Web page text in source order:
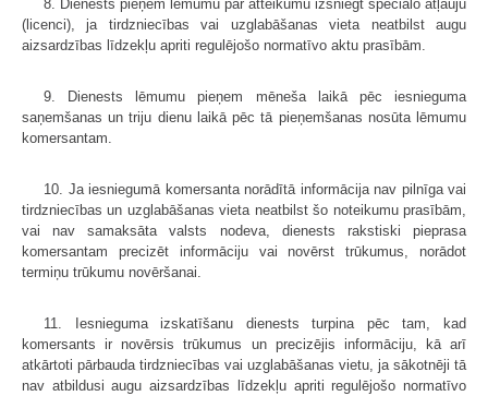
8. Dienests pieņem lēmumu par atteikumu izsniegt speciālo atļauju
(licenci), ja tirdzniecības vai uzglabāšanas vieta neatbilst augu
aizsardzības līdzekļu apriti regulējošo normatīvo aktu prasībām.
9. Dienests lēmumu pieņem mēneša laikā pēc iesnieguma
saņemšanas un triju dienu laikā pēc tā pieņemšanas nosūta lēmumu
komersantam.
10. Ja iesniegumā komersanta norādītā informācija nav pilnīga vai
tirdzniecības un uzglabāšanas vieta neatbilst šo noteikumu prasībām,
vai nav samaksāta valsts nodeva, dienests rakstiski pieprasa
komersantam precizēt informāciju vai novērst trūkumus, norādot
termiņu trūkumu novēršanai.
11. Iesnieguma izskatīšanu dienests turpina pēc tam, kad
komersants ir novērsis trūkumus un precizējis informāciju, kā arī
atkārtoti pārbauda tirdzniecības vai uzglabāšanas vietu, ja sākotnēji tā
nav atbildusi augu aizsardzības līdzekļu apriti regulējošo normatīvo